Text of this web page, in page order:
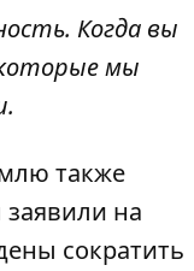
Когда вы
мы
также
на
сократить